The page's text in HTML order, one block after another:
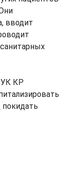
вводит
УК КР
покидать